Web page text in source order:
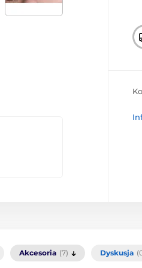
Akcesoria (7) Dyskusja